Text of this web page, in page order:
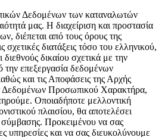
Δεδομένων των καταναλωτών
μας. Η διαχείριση και προστασία
διέπεται από τους όρους της
διατάξεις τόσο του ελληνικού,
διεθνούς δικαίου σχετικά με την
την επεξεργασία δεδομένων
και τις Αποφάσεις της Αρχής
Προσωπικού Χαρακτήρα,
Οποιαδήποτε μελλοντική
πλαισίου, θα αποτελέσει
σύμβασης. Προκειμένου να σας
υπηρεσίες και να σας διευκολύνουμε